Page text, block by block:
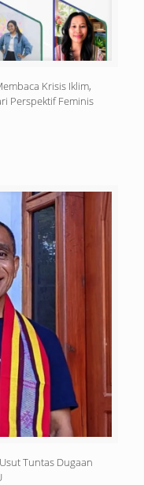
Krisis Iklim,
Perspektif Feminis
Tuntas Dugaan